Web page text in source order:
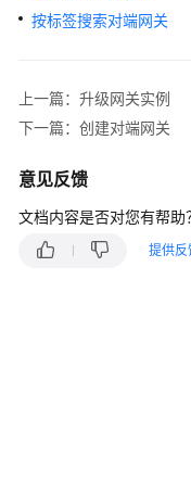
说
明
速
入
用
户
指
按标签搜索对端网关
上一篇：升级网关实例
下一篇：创建对端网关
意见反馈
文档内容是否对您有帮助
提供反